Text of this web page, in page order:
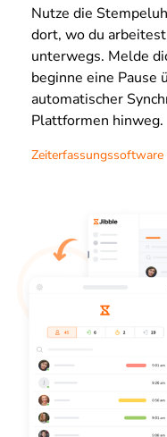
Nutze die
dort, wo du
unterwegs. Melde
beginne eine Pause
automatischer
Plattformen hinweg.
Zeiterfassungssoftware